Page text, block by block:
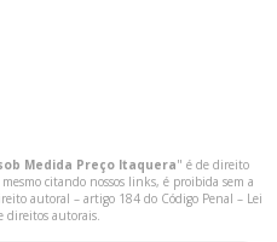
Medida Preço Itaquera" é de direito
citando nossos links, é proibida sem a
autoral – artigo 184 do Código Penal – Lei
direitos autorais.